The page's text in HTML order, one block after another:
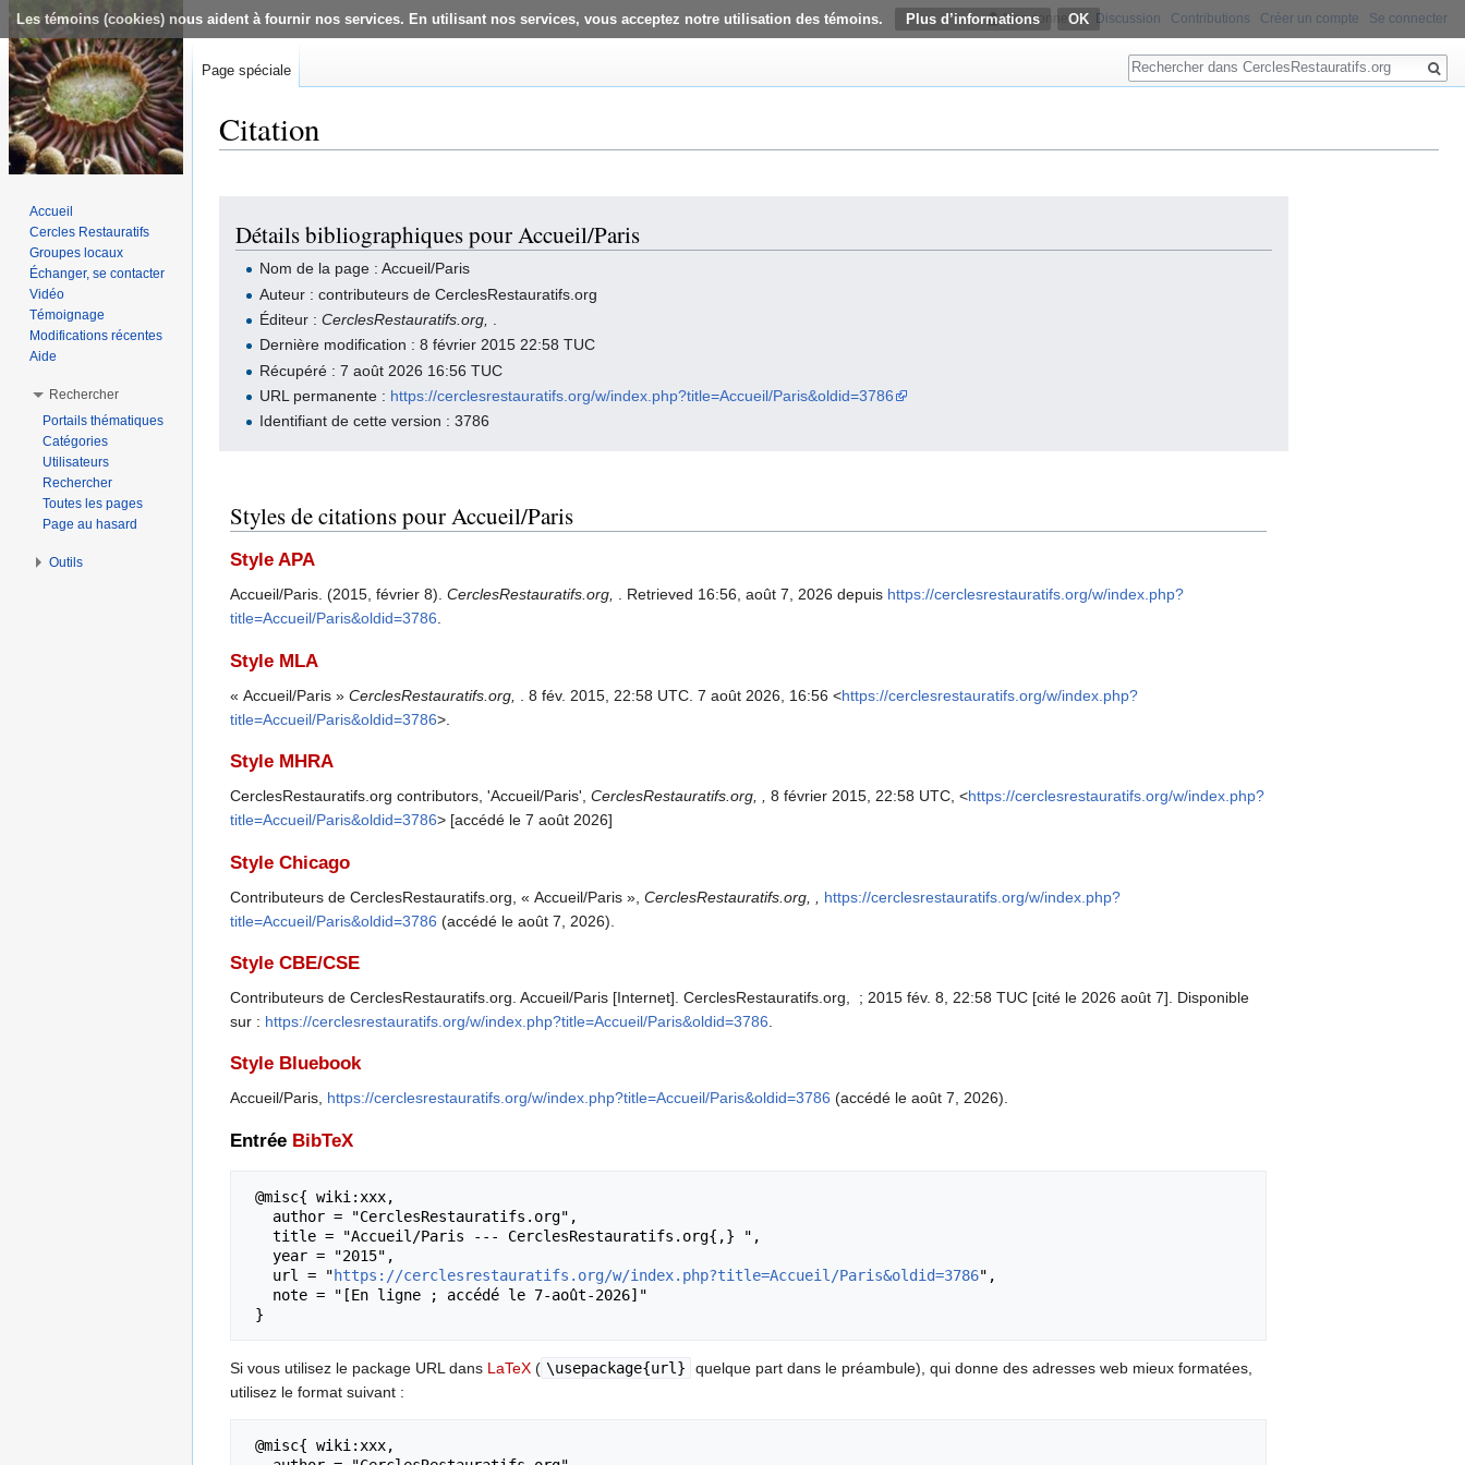
Les témoins (cookies) nous aident à fournir nos services. En utilisant nos services, vous acceptez notre utilisation des témoins. Plus d’informations
Citation
Détails bibliographiques pour Accueil/Paris
Nom de la page : Accueil/Paris
Auteur : contributeurs de CerclesRestauratifs.org
Éditeur :CerclesRestauratifs.org,
Dernière modification : 8 février 2015 22:58 TUC
Récupéré : 7 août 2026 16:56 TUC
URL permanente : https://cerclesrestauratifs.org/w/index.php?title=Accueil/Paris&oldid=3786
Identifiant de cette version : 3786
Styles de citations pour Accueil/Paris
Style APA
Accueil/Paris. (2015, février 8). CerclesRestauratifs.org, . Retrieved 16:56, août 7, 2026 depuis https://cerclesrestauratifs.org/w/index.php?
title=Accueil/Paris&oldid=3786.
Style MLA
« Accueil/Paris » CerclesRestauratifs.org, . 8 fév. 2015, 22:58 UTC. 7 août 2026, 16:56 <https://cerclesrestauratifs.org/w/index.php?
title=Accueil/Paris&oldid=3786>.
Style MHRA
CerclesRestauratifs.org contributors, 'Accueil/Paris', CerclesRestauratifs.org, , 8 février 2015, 22:58 UTC, <https://cerclesrestauratifs.org/w/index.php?
title=Accueil/Paris&oldid=3786> [accédé le 7 août 2026]
Style Chicago
Contributeurs de CerclesRestauratifs.org, « Accueil/Paris », CerclesRestauratifs.org, ,
https://cerclesrestauratifs.org/w/index.php?
title=Accueil/Paris&oldid=3786 (accédé le août 7, 2026).
Style CBE/CSE
Contributeurs de CerclesRestauratifs.org. Accueil/Paris [Internet]. CerclesRestauratifs.org, ; 2015 fév. 8, 22:58 TUC [cité le 2026 août 7]. Disponible
sur : https://cerclesrestauratifs.org/w/index.php?title=Accueil/Paris&oldid=3786
Style Bluebook
Accueil/Paris, https://cerclesrestauratifs.org/w/index.php?title=Accueil/Paris&oldid=3786 (accédé le août 7, 2026).
Entrée BibTeX
   url = "
https://cerclesrestauratifs.org/w/index.php?title=Accueil/Paris&oldid=3786",
Si vous utilisez le package URL dans LaTeX ( \usepackage{url}
quelque part dans le préambule), qui donne des adresses web mieux formatées,
utilisez le format suivant :
Non connecté Discussion Contributions Créer un compte Se connecter
Page spéciale
Rechercher
Accueil
Cercles Restauratifs
Groupes locaux
Échanger, se contacter
Vidéo
Témoignage
Modifications récentes
Aide
Rechercher
Portails thématiques
Catégories
Utilisateurs
Rechercher
Toutes les pages
Page au hasard
Outils